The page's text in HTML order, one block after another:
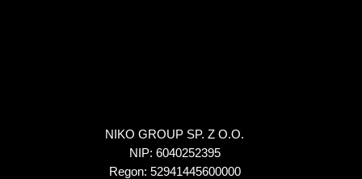
NIKO GROUP SP. Z O.O.
NIP: 6040252395
Regon: 52941445600000